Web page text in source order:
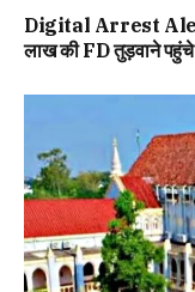
Digital Arrest Alert:
लाख की FD तुड़वाने पहुंचे